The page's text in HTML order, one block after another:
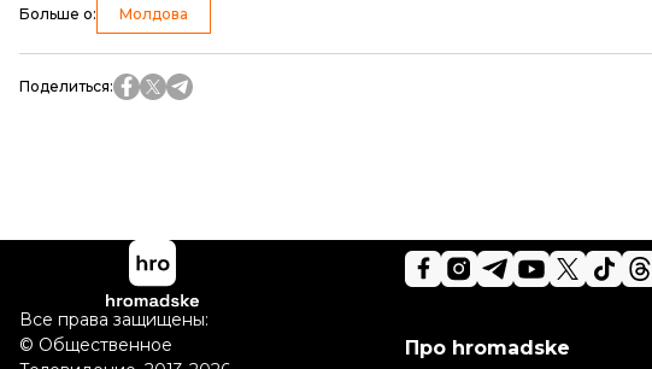
Больше о: Молдова
Поделиться:
Про hromadske
Все права защищены:
© Общественное